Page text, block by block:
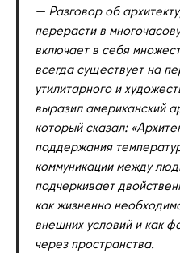
— Разговор об
перерасти в
включает в себя
всегда существует на
утилитарного и
выразил американский
который сказал:
поддержания
коммуникации между
подчеркивает
как жизненно
внешних условий и как
через пространства.